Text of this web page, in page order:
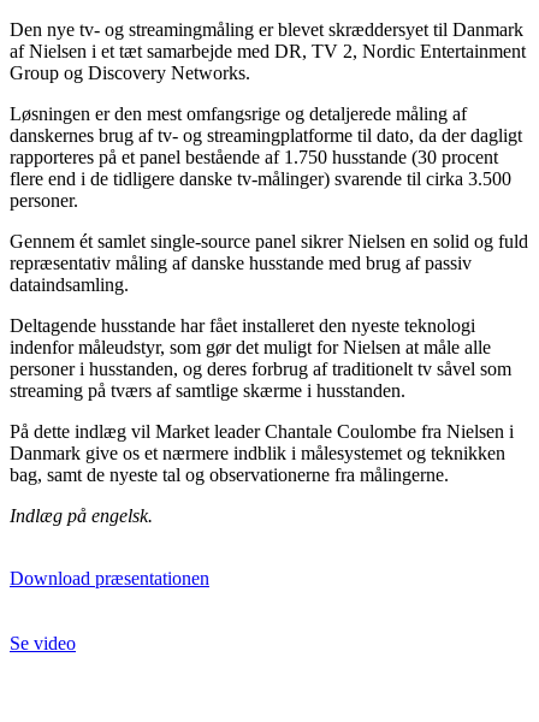
Den nye tv- og streamingmåling er blevet skræddersyet til Danmark
af Nielsen i et tæt samarbejde med DR, TV 2, Nordic Entertainment
Group og Discovery Networks.
Løsningen er den mest omfangsrige og detaljerede måling af
danskernes brug af tv- og streamingplatforme til dato, da der dagligt
rapporteres på et panel bestående af 1.750 husstande (30 procent
flere end i de tidligere danske tv-målinger) svarende til cirka 3.500
personer.
Gennem ét samlet single-source panel sikrer Nielsen en solid og fuld
repræsentativ måling af danske husstande med brug af passiv
dataindsamling.
Deltagende husstande har fået installeret den nyeste teknologi
indenfor måleudstyr, som gør det muligt for Nielsen at måle alle
personer i husstanden, og deres forbrug af traditionelt tv såvel som
streaming på tværs af samtlige skærme i husstanden.
På dette indlæg vil Market leader Chantale Coulombe fra Nielsen i
Danmark give os et nærmere indblik i målesystemet og teknikken
bag, samt de nyeste tal og observationerne fra målingerne.
Indlæg på engelsk.
Download præsentationen
Se video